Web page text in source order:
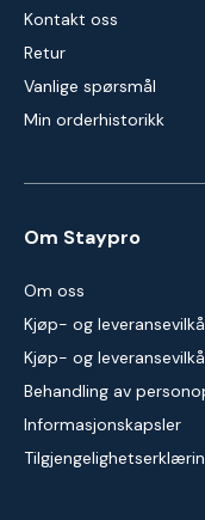
Kontakt oss
Retur
Vanlige spørsmål
Min orderhistorikk
Om Staypro
Om oss
Kjøp- og
Kjøp- og
Behandling av
Informasjonskapsler